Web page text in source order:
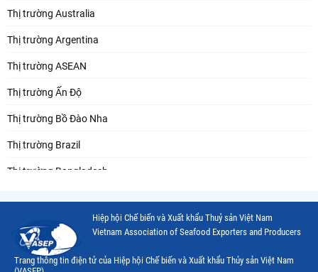
Thị trường Australia
Thị trường Argentina
Thị trường ASEAN
Thị trường Ấn Độ
Thị trường Bồ Đào Nha
Thị trường Brazil
Thị trường Bangladesh
Thị trường Canada
Thị trường Ecuador
Hiệp hội Chế biến và Xuất khẩu Thuỷ sản Việt Nam
Vietnam Association of Seafood Exporters and Producers
Trang thông tin điện tử của Hiệp hội Chế biến và Xuất khẩu Thủy sản Việt Nam